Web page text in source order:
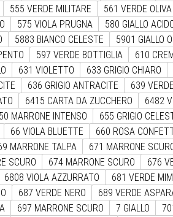
555 VERDE MILITARE 561 VERDE OLIVA
575 VIOLA PRUGNA 580 GIALLO
5883 BIANCO CELESTE 5901 GIALLO
597 VERDE BOTTIGLIA 610
631 VIOLETTO 633 GRIGIO CHIARO
636 GRIGIO ANTRACITE
639
6415 CARTA DA ZUCCHERO
6482
MARRONE INTENSO 655 GRIGIO
66 VIOLA BLUETTE 660 ROSA
MARRONE TALPA 671 MARRONE
SCURO
674 MARRONE SCURO
676
6808 VIOLA AZZURRATO
681 VERDE
687 VERDE NERO 689 VERDE
697 MARRONE SCURO 7 GIALLO